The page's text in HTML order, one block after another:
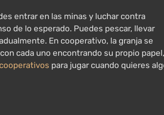
entrar en las minas y luchar contra
de lo esperado. Puedes pescar, llevar
En cooperativo, la granja se
cada uno encontrando su propio papel,
para jugar cuando quieres